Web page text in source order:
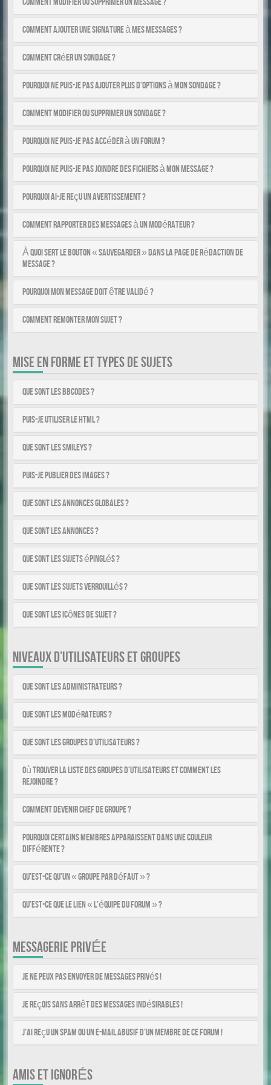
Comment ajouter une signature à mes messages ?
Comment créer un sondage ?
Pourquoi ne puis-je pas ajouter plus d’options à mon sondage ?
Comment modifier ou supprimer un sondage ?
Pourquoi ne puis-je pas accéder à un forum ?
Pourquoi ne puis-je pas joindre des fichiers à mon message ?
Pourquoi ai-je reçu un avertissement ?
Comment rapporter des messages à un modérateur ?
À quoi sert le bouton « Sauvegarder » dans la page de rédaction de
message ?
Pourquoi mon message doit être validé ?
Comment remonter mon sujet ?
MISE EN FORME ET TYPES DE SUJETS
Que sont les BBCodes ?
Puis-je utiliser le HTML ?
Que sont les smileys ?
Puis-je publier des images ?
Que sont les annonces globales ?
Que sont les annonces ?
Que sont les sujets épinglés ?
Que sont les sujets verrouillés ?
Que sont les icônes de sujet ?
NIVEAUX D’UTILISATEURS ET GROUPES
Que sont les administrateurs ?
Que sont les modérateurs ?
Que sont les groupes d’utilisateurs ?
Où trouver la liste des groupes d’utilisateurs et comment les
rejoindre ?
Comment devenir chef de groupe ?
Pourquoi certains membres apparaissent dans une couleur
différente ?
Qu’est-ce qu’un « Groupe par défaut » ?
Qu’est-ce que le lien « L’équipe du forum » ?
MESSAGERIE PRIVÉE
Je ne peux pas envoyer de messages privés !
Je reçois sans arrêt des messages indésirables !
J’ai reçu un spam ou un e-mail abusif d’un membre de ce forum !
AMIS ET IGNORÉS